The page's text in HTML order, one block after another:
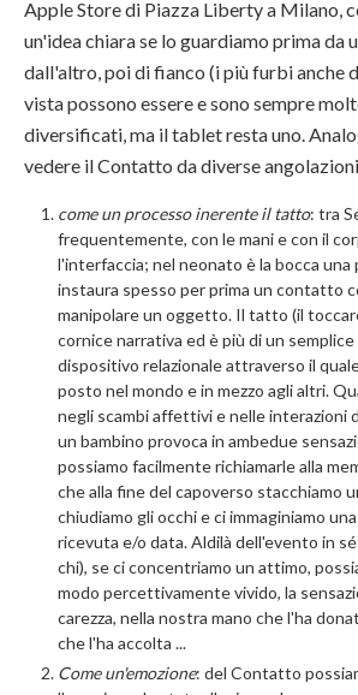
Apple Store di Piazza Liberty a Milano,
un'idea chiara se lo guardiamo prima da
dall'altro, poi di fianco (i più furbi anche
vista possono essere e sono sempre
diversificati, ma il tablet resta uno.
vedere il Contatto da diverse
come un processo inerente il tatto: tra
frequentemente, con le mani e con il
l'interfaccia; nel neonato è la bocca
instaura spesso per prima un contatto
manipolare un oggetto. Il tatto (il
cornice narrativa ed è più di un semplice
dispositivo relazionale attraverso il
posto nel mondo e in mezzo agli altri.
negli scambi affettivi e nelle interazioni
un bambino provoca in ambedue
possiamo facilmente richiamarle alla
che alla fine del capoverso stacchiamo
chiudiamo gli occhi e ci immaginiamo
ricevuta e/o data. Aldilà dell'evento in
chi), se ci concentriamo un attimo,
modo percettivamente vivido, la
carezza, nella nostra mano che l'ha
che l'ha accolta ...
Come un'emozione: del Contatto